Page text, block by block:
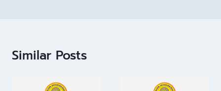
Similar Posts